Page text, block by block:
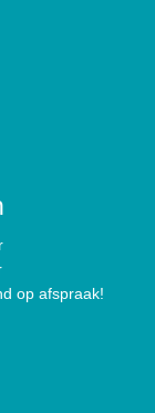
op afspraak!